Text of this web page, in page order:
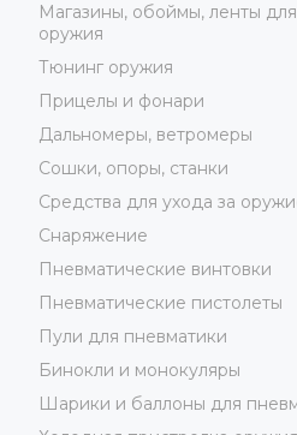
Магазины, обоймы, ленты для
оружия
Тюнинг оружия
Прицелы и фонари
Дальномеры, ветромеры
Сошки, опоры, станки
Средства для ухода за
Снаряжение
Пневматические винтовки
Пневматические пистолеты
Пули для пневматики
Бинокли и монокуляры
Шарики и баллоны для